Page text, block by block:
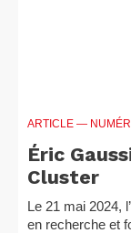
ARTICLE —
Éric
Cluster
Le 21 mai 2024,
en recherche et